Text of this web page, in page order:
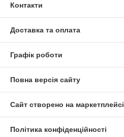
Контакти
Доставка та оплата
Графік роботи
Повна версія сайту
Сайт створено на маркетплейсі
Політика конфіденційності